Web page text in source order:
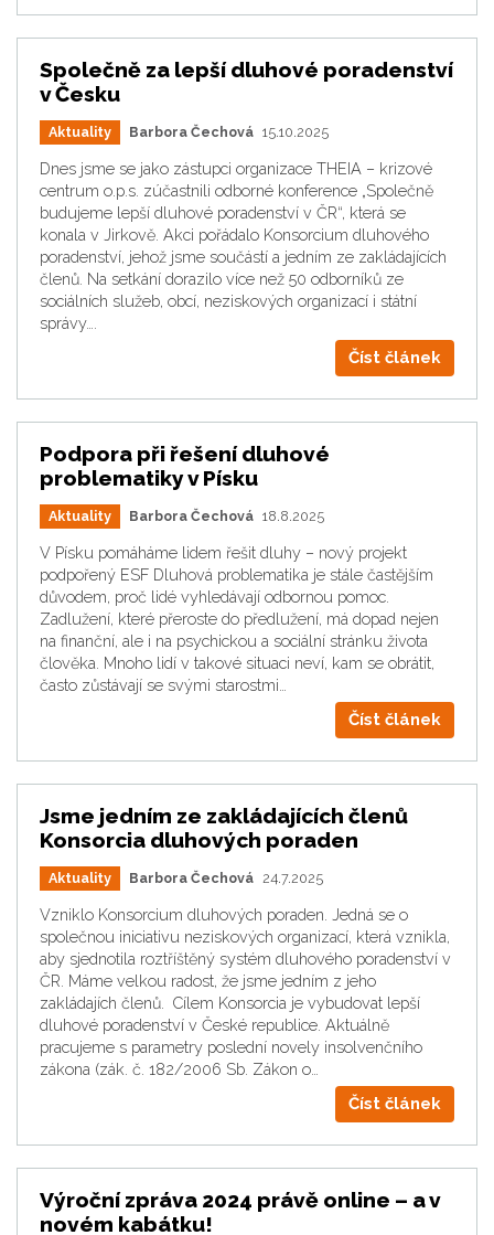
Společně za lepší dluhové poradenství
v Česku
Aktuality Barbora Čechová 15.10.2025
Dnes jsme se jako zástupci organizace THEIA – krizové
centrum o.p.s. zúčastnili odborné konference „Společně
budujeme lepší dluhové poradenství v ČR“, která se
konala v Jirkově. Akci pořádalo Konsorcium dluhového
poradenství, jehož jsme součástí a jedním ze zakládajících
členů. Na setkání dorazilo více než 50 odborníků ze
sociálních služeb, obcí, neziskových organizací i státní
správy….
Číst článek
Podpora při řešení dluhové
problematiky v Písku
Aktuality Barbora Čechová 18.8.2025
V Písku pomáháme lidem řešit dluhy – nový projekt
podpořený ESF Dluhová problematika je stále častějším
důvodem, proč lidé vyhledávají odbornou pomoc.
Zadlužení, které přeroste do předlužení, má dopad nejen
na finanční, ale i na psychickou a sociální stránku života
člověka. Mnoho lidí v takové situaci neví, kam se obrátit,
často zůstávají se svými starostmi…
Číst článek
Jsme jedním ze zakládajících členů
Konsorcia dluhových poraden
Aktuality Barbora Čechová 24.7.2025
Vzniklo Konsorcium dluhových poraden. Jedná se o
společnou iniciativu neziskových organizací, která vznikla,
aby sjednotila roztříštěný systém dluhového poradenství v
ČR. Máme velkou radost, že jsme jedním z jeho
zakládajích členů. Cílem Konsorcia je vybudovat lepší
dluhové poradenství v České republice. Aktuálně
pracujeme s parametry poslední novely insolvenčního
zákona (zák. č. 182/2006 Sb. Zákon o…
Číst článek
Výroční zpráva 2024 právě online – a v
novém kabátku!